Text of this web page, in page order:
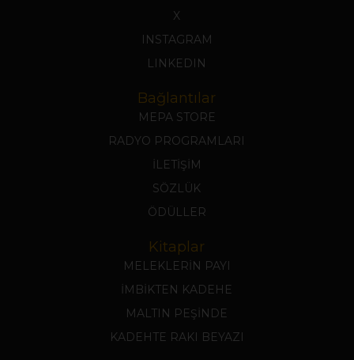
X
INSTAGRAM
LINKEDIN
Bağlantılar
MEPA STORE
RADYO PROGRAMLARI
İLETİŞİM
SÖZLÜK
ÖDÜLLER
Kitaplar
MELEKLERİN PAYI
İMBİKTEN KADEHE
MALTIN PEŞİNDE
KADEHTE RAKI BEYAZI